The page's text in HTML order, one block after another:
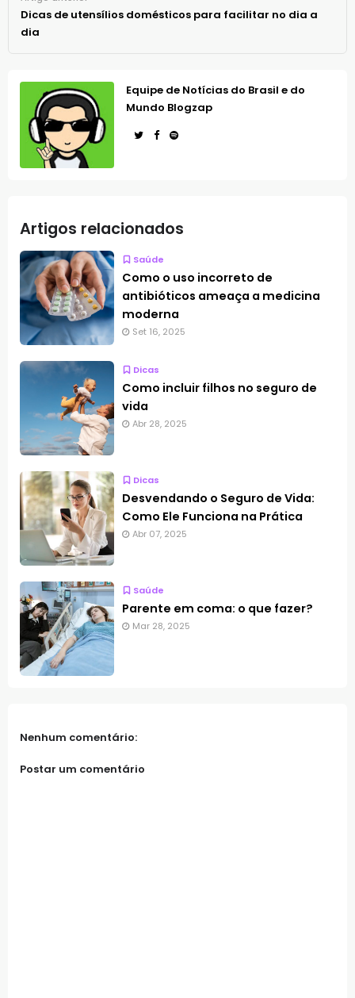
Dicas de utensílios domésticos para facilitar no dia a
dia
Equipe de Notícias do Brasil e do
Mundo Blogzap
Artigos relacionados
Saúde
Como o uso incorreto de
antibióticos ameaça a medicina
moderna
Set 16, 2025
Dicas
Como incluir filhos no seguro de
vida
Abr 28, 2025
Dicas
Desvendando o Seguro de Vida:
Como Ele Funciona na Prática
Abr 07, 2025
Saúde
Parente em coma: o que fazer?
Mar 28, 2025
Nenhum comentário:
Postar um comentário